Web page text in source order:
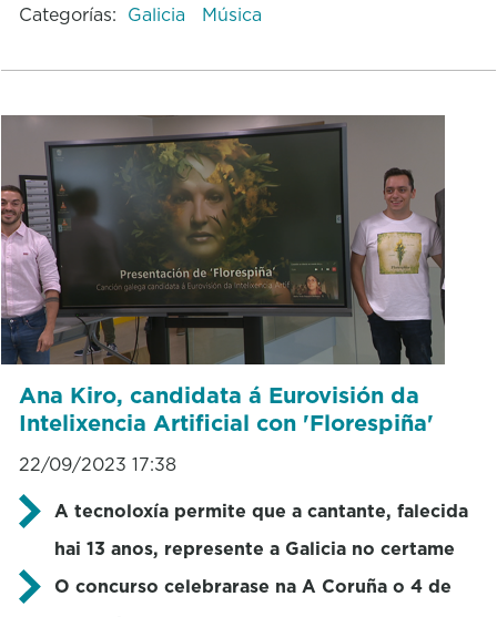
Categorías: Galicia Música
Ana Kiro, candidata á Eurovisión da
Intelixencia Artificial con 'Florespiña'
22/09/2023 17:38
A tecnoloxía permite que a cantante, falecida
hai 13 anos, represente a Galicia no certame
O concurso celebrarase na A Coruña o 4 de